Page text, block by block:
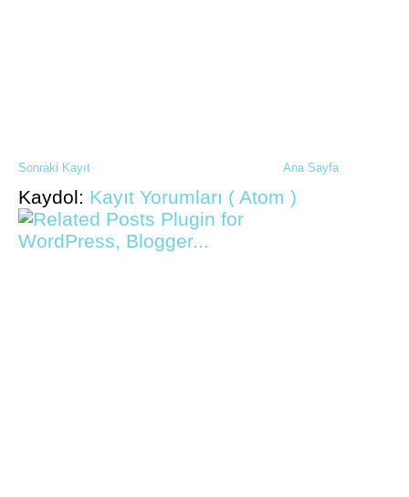
Sonraki Kayıt Ana Sayfa
Kaydol: Kayıt Yorumları ( Atom )